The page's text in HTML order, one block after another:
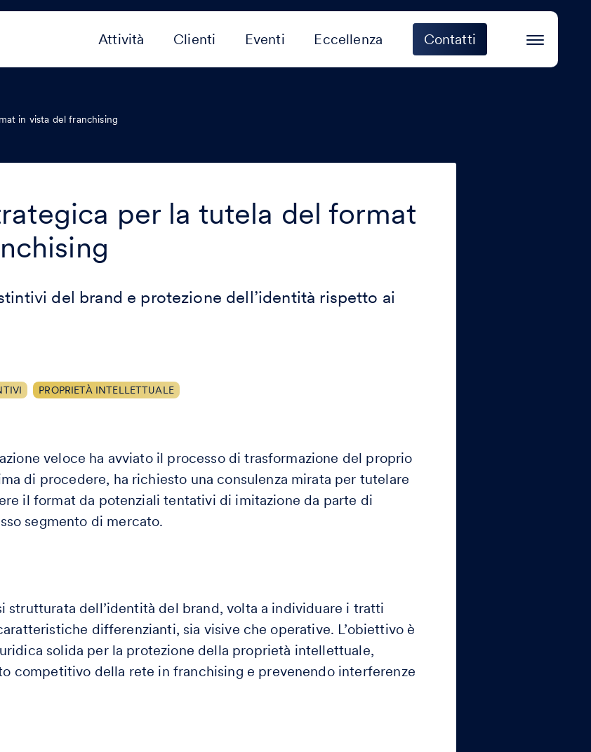
Attività Clienti Eventi Eccellenza Contatti
in vista del franchising
per la tutela del format
del brand e protezione dell’identità rispetto ai
PROPRIETÀ INTELLETTUALE
veloce ha avviato il processo di trasformazione del proprio
di procedere, ha richiesto una consulenza mirata per tutelare
il format da potenziali tentativi di imitazione da parte di
segmento di mercato.
strutturata dell’identità del brand, volta a individuare i tratti
differenzianti, sia visive che operative. L’obiettivo è
solida per la protezione della proprietà intellettuale,
competitivo della rete in franchising e prevenendo interferenze